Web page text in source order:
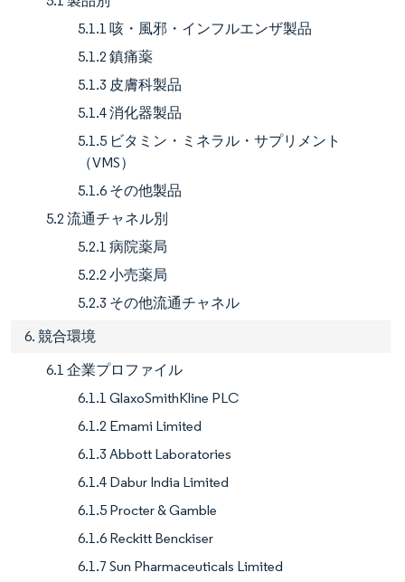
5.1.1 咳・風邪・インフルエンザ製品
5.1.2 鎮痛薬
5.1.3 皮膚科製品
5.1.4 消化器製品
5.1.5 ビタミン・ミネラル・サプリメント
（VMS）
5.1.6 その他製品
5.2 流通チャネル別
5.2.1 病院薬局
5.2.2 小売薬局
5.2.3 その他流通チャネル
6. 競合環境
6.1 企業プロファイル
6.1.1 GlaxoSmithKline PLC
6.1.2 Emami Limited
6.1.3 Abbott Laboratories
6.1.4 Dabur India Limited
6.1.5 Procter & Gamble
6.1.6 Reckitt Benckiser
6.1.7 Sun Pharmaceuticals Limited